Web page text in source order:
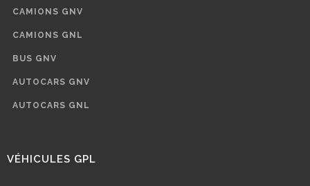
CAMIONS GNV
CAMIONS GNL
BUS GNV
AUTOCARS GNV
AUTOCARS GNL
VÉHICULES GPL